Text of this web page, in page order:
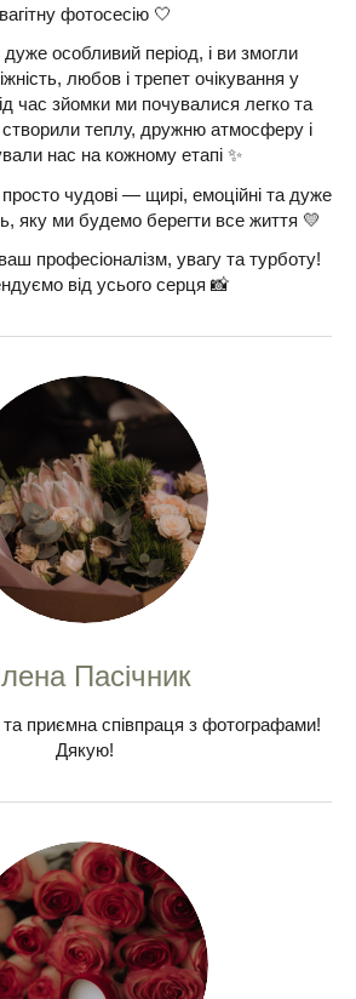
вагітну фотосесію 🤍
особливий період, і ви змогли
любов і трепет очікування у
час зйомки ми почувалися легко та
теплу, дружню атмосферу і
нас на кожному етапі ✨
чудові — щирі, емоційні та дуже
яку ми будемо берегти все життя 💛
професіоналізм, увагу та турботу!
від усього серця 📸
Пасічник
та приємна співпраця з фотографами!
Дякую!